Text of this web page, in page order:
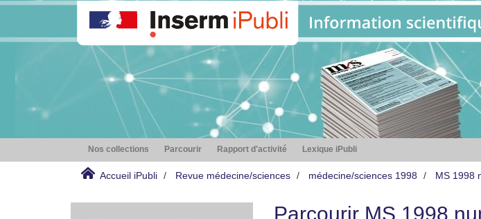
Nos collections Parcourir Rapport d'activité Lexique iPubli
Accueil iPubli Revue médecine/sciences médecine/sciences 1998 MS 1998
Parcourir MS 1998